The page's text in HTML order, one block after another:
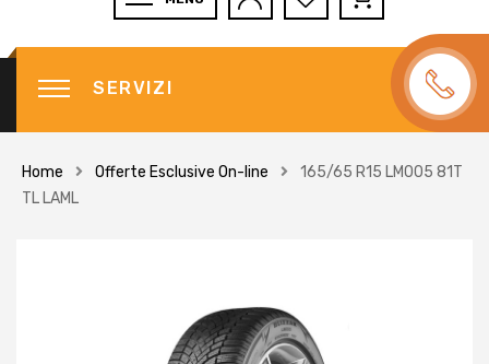
SERVIZI
Home Offerte Esclusive On-line
165/65 R15 LM005 81T
TL LAML